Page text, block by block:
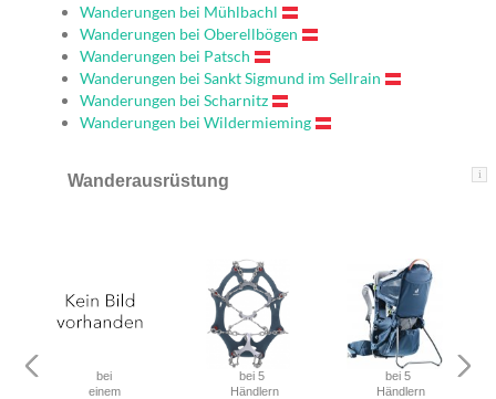
Wanderungen bei Mühlbachl
Wanderungen bei Oberellbögen
Wanderungen bei Patsch
Wanderungen bei Sankt Sigmund im Sellrain
Wanderungen bei Scharnitz
Wanderungen bei Wildermieming
i
Wanderausrüstung
bei
einem
bei 5
Händlern
bei 5
Händlern